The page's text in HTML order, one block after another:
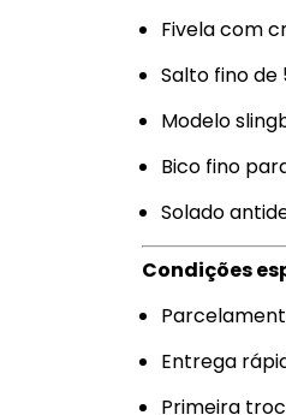
Fivela com
Salto fino
Modelo
Bico fino
Solado
Condições
Entrega
Primeira